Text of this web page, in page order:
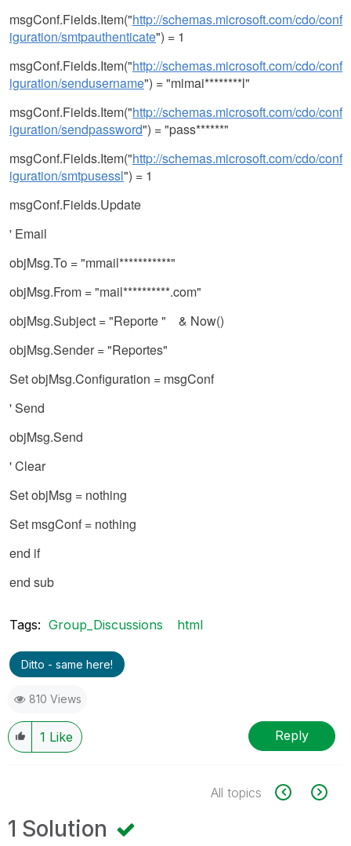
msgConf.Fields.Item("http://schemas.microsoft.com/cdo/conf
iguration/smtpauthenticate") = 1
msgConf.Fields.Item("http://schemas.microsoft.com/cdo/conf
iguration/sendusername") = "mimai********l"
msgConf.Fields.Item("http://schemas.microsoft.com/cdo/conf
iguration/sendpassword") = "pass******"
msgConf.Fields.Item("http://schemas.microsoft.com/cdo/conf
iguration/smtpusessl") = 1
msgConf.Fields.Update
' Email
objMsg.To = "mmail***********"
objMsg.From = "mail**********.com"
objMsg.Subject = "Reporte " & Now()
objMsg.Sender = "Reportes"
Set objMsg.Configuration = msgConf
' Send
objMsg.Send
' Clear
Set objMsg = nothing
Set msgConf = nothing
end if
end sub
Tags: Group_Discussions html
Ditto - same here!
810 Views
1 Like Reply
All topics
1 Solution